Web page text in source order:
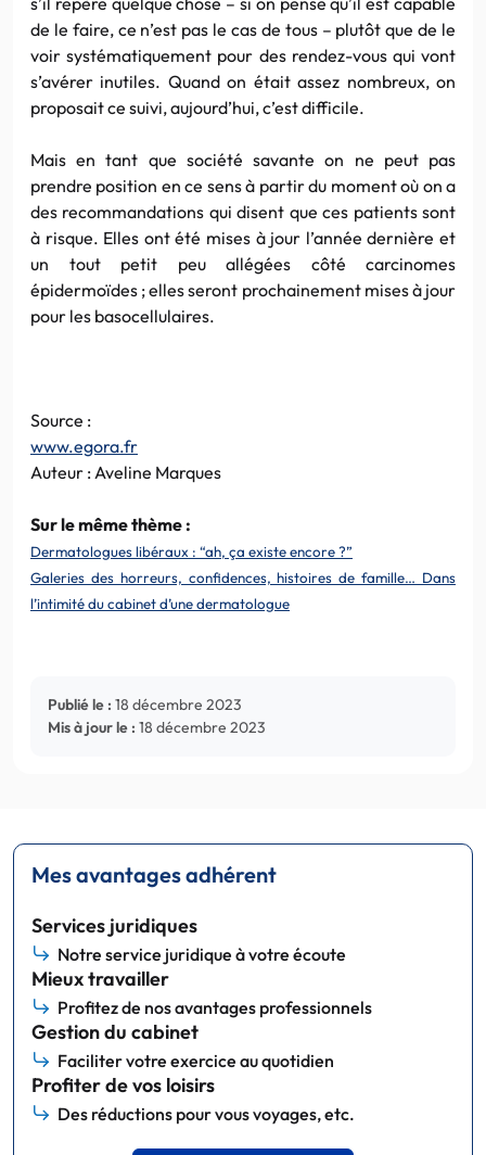
de le faire, ce n’est pas le cas de tous – plutôt que de le
voir systématiquement pour des rendez-vous qui vont
s’avérer inutiles. Quand on était assez nombreux, on
proposait ce suivi, aujourd’hui, c’est difficile.
Mais en tant que société savante on ne peut pas
prendre position en ce sens à partir du moment où on a
des recommandations qui disent que ces patients sont
à risque. Elles ont été mises à jour l’année dernière et
un tout petit peu allégées côté carcinomes
épidermoïdes ; elles seront prochainement mises à jour
pour les basocellulaires.
Source :
www.egora.fr
Auteur : Aveline Marques
Sur le même thème :
Dermatologues libéraux : “ah, ça existe encore ?”
Galeries des horreurs, confidences, histoires de famille… Dans
l’intimité du cabinet d’une dermatologue
Publié le : 18 décembre 2023
Mis à jour le : 18 décembre 2023
Mes avantages adhérent
Services juridiques
Notre service juridique à votre écoute
Mieux travailler
Profitez de nos avantages professionnels
Gestion du cabinet
Faciliter votre exercice au quotidien
Profiter de vos loisirs
Des réductions pour vous voyages, etc.